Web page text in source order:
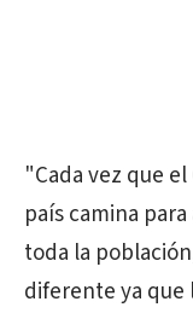
"Cada vez que
país camina
toda la
diferente ya que